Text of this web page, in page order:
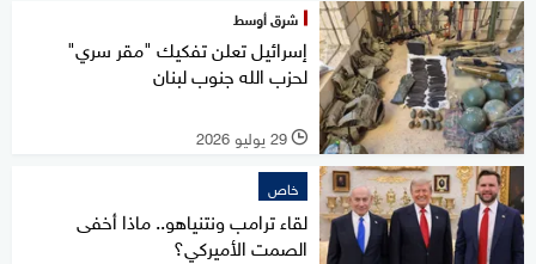
شرق أوسط
إسرائيل تعلن تفكيك "مقر سري"
لحزب الله جنوب لبنان
l 29 يوليو 2026
خاص
لقاء ترامب ونتنياهو.. ماذا أخفى
الصمت الأميركي؟